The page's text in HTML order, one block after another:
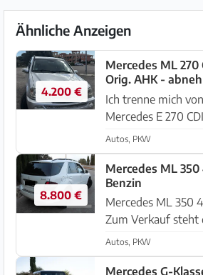
Ähnliche Anzeigen
4.200 €
Mercedes ML 270
Orig. AHK -
Ich trenne mich
Mercedes E 270
Erstzulassung
Auto mit dem
Diesel, der für
ist. Die
2.7...
Autos, PKW
8.800 €
Mercedes ML 350
Benzin
Mercedes ML 350
Zum Verkauf steht
FACELIFT Modell
2010 , 199000 km, 19 ZollAluräder,
Sitzheizung, guter
Autos, PKW
Mercedes G-